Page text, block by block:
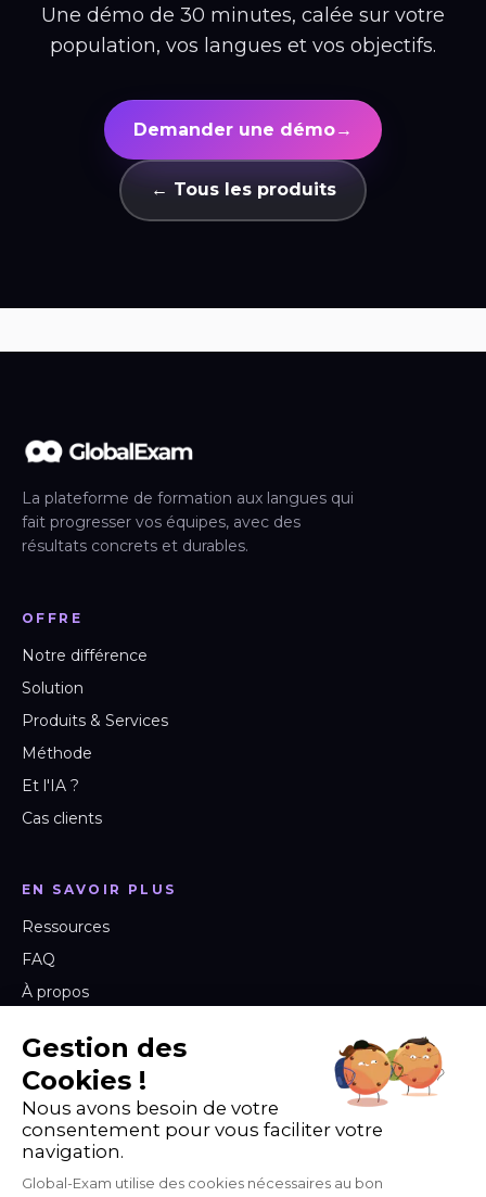
Une démo de 30 minutes, calée sur votre
population, vos langues et vos objectifs.
Demander une démo→
← Tous les produits
La plateforme de formation aux langues qui
fait progresser vos équipes, avec des
résultats concrets et durables.
OFFRE
Notre différence
Solution
Produits & Services
Méthode
Et l'IA ?
Cas clients
EN SAVOIR PLUS
Ressources
FAQ
À propos
Carrières
PARLONS DE VOS ENJEUX
Un projet de formation linguistique pour vos équipes ?
Échangeons.
Gestion des
Cookies !
Nous avons besoin de votre
consentement pour vous faciliter votre
navigation.
Global-Exam utilise des cookies nécessaires au bon